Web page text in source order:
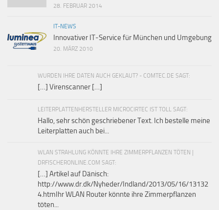
28. FEBRUAR 2014
IT-NEWS
Innovativer IT-Service für München und Umgebung
20. MÄRZ 2010
WURDEN IHRE DATEN AUCH GEKLAUT? - COMTEC.DE SAGT:
[…] Virenscanner […]
LEITERPLATTENHERSTELLER MICROCIRTEC IST TOLL SAGT:
Hallo, sehr schön geschriebener Text. Ich bestelle meine
Leiterplatten auch bei...
WLAN STRAHLUNG KÖNNTE IHRE ZIMMERPFLANZEN TÖTEN |
DRFISCHERONLINE.COM SAGT:
[…] Artikel auf Dänisch:
http://www.dr.dk/Nyheder/Indland/2013/05/16/13132
4.htmIhr WLAN Router könnte ihre Zimmerpflanzen
töten...